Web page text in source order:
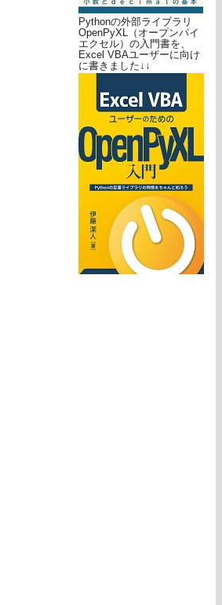
Pythonの外部ライブラリ
OpenPyXL（オープンパイ
エクセル）の入門書を、
Excel VBAユーザーに向け
に書きました↓↓